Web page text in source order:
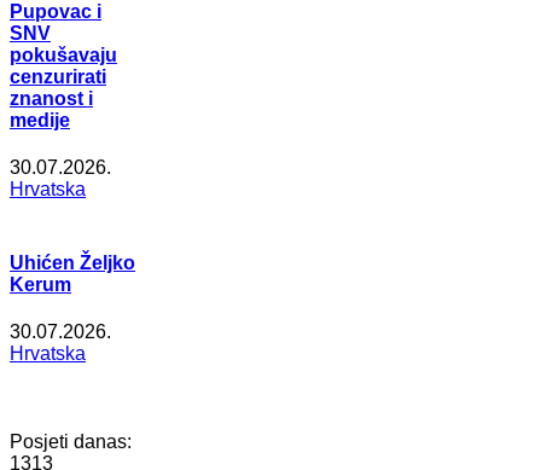
Pupovac i
SNV
pokušavaju
cenzurirati
znanost i
medije
30.07.2026.
Hrvatska
Uhićen Željko
Kerum
30.07.2026.
Hrvatska
Posjeti danas:
1313